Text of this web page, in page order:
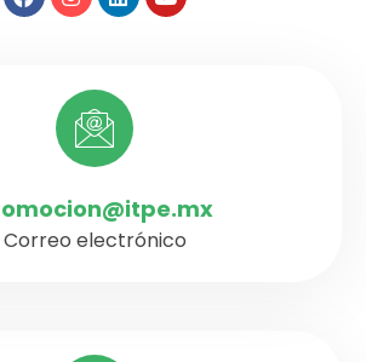
Correo electrónico